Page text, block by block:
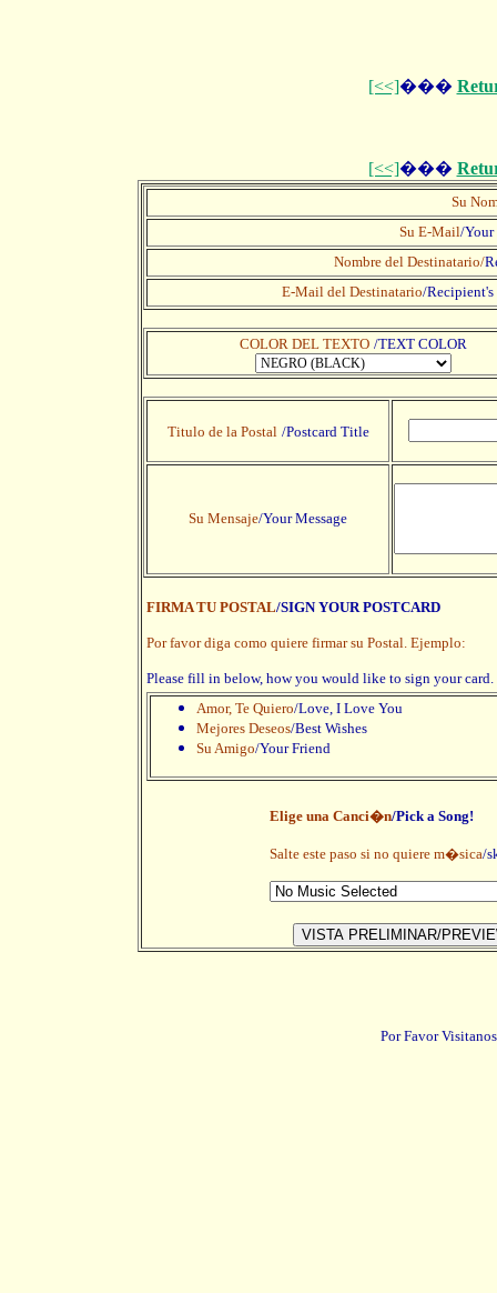
[<<]���
[<<]���
Su
Su E-Mail/Your
Nombre del Destinatario/
E-Mail del Destinatario/
COLOR DEL TEXTO /TEXT COLOR
Titulo de la Postal /Postcard Title
Su Mensaje/Your Message
FIRMA TU POSTAL/SIGN YOUR POSTCARD
Por favor diga como quiere firmar su Postal. Ejemplo:
Please fill in below, how you would like to sign your card.
Amor, Te Quiero/Love, I Love You
Mejores Deseos/Best Wishes
Su Amigo/Your Friend
Elige una Canci�n/Pick a Song!
Salte este paso si no quiere m�sica/
Por Favor